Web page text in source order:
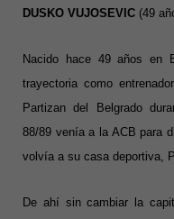
DUSKO VUJOSEVIC (49
Nacido hace 49 años en
trayectoria como
Partizan del Belgrado
88/89 venía a la ACB para
volvía a su casa deportiva,
De ahí sin cambiar la